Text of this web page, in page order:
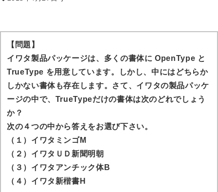
【問題】
イワタ製品パッケージは、多くの書体に OpenType と
TrueType を用意しています。しかし、中にはどちらか
しかない書体も存在します。さて、イワタの製品パッケ
ージの中で、TrueTypeだけの書体は次のどれでしょう
か？
次の４つの中から答えをお選び下さい。
（１）イワタミンゴM
（２）イワタＵＤ新聞明朝
（３）イワタアンチック体B
（４）イワタ新楷書H